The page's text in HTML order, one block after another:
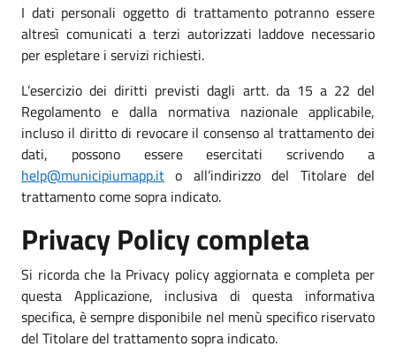
I dati personali oggetto di trattamento potranno essere
altresì comunicati a terzi autorizzati laddove necessario
per espletare i servizi richiesti.
L’esercizio dei diritti previsti dagli artt. da 15 a 22 del
Regolamento e dalla normativa nazionale applicabile,
incluso il diritto di revocare il consenso al trattamento dei
dati, possono essere esercitati scrivendo a
help@municipiumapp.it o all’indirizzo del Titolare del
trattamento come sopra indicato.
Privacy Policy completa
Si ricorda che la Privacy policy aggiornata e completa per
questa Applicazione, inclusiva di questa informativa
specifica, è sempre disponibile nel menù specifico riservato
del Titolare del trattamento sopra indicato.